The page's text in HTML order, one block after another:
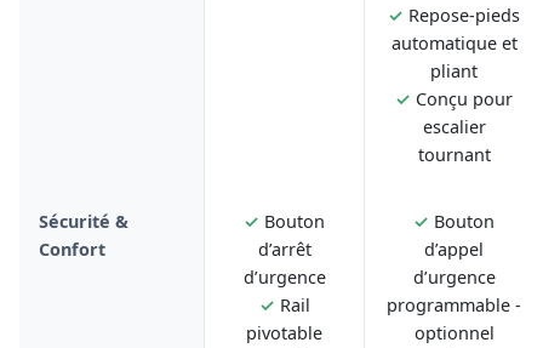
✓ Repose-pieds
automatique et
pliant
✓ Conçu pour
escalier
tournant
Sécurité &
Confort
✓ Bouton
d’arrêt
d’urgence
✓ Rail
pivotable
✓ Bouton
d’appel
d’urgence
programmable -
optionnel